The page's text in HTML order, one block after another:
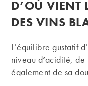
la
publication :
D’OÙ VIENT
DES VINS
L’équilibre gustatif
niveau d’acidité,
également de sa